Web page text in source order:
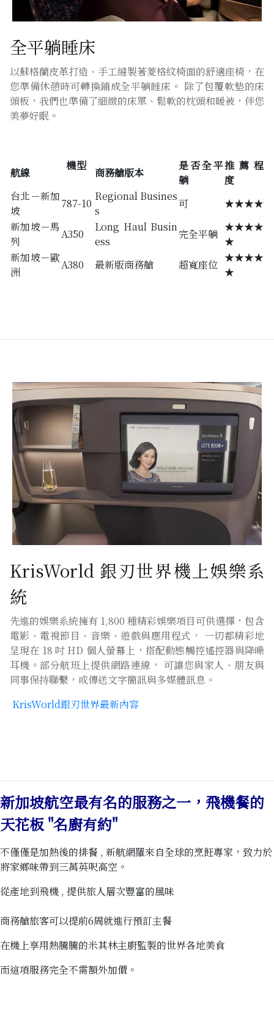
全平躺睡床
以蘇格蘭皮革打造、手工縫製著菱格紋椅面的舒適座椅，在
您準備休憩時可轉換鋪成全平躺睡床。 除了包覆軟墊的床
頭板，我們也準備了細緻的床單、鬆軟的枕頭和暖被，伴您
美夢好眠。
航線
機型
商務艙版本
是否全平
躺
推薦程
度
台北－新加
坡
787-10
Regional Busines
s
可
★★★★
新加坡－馬
列
A350
Long Haul Busin
ess
完全平躺
★★★★
★
新加坡－歐
洲
A380 最新版商務艙 超寬座位
★★★★
★
KrisWorld 銀刃世界機上娛樂系
統
先進的娛樂系統擁有 1,800 種精彩娛樂項目可供選擇，包含
電影、電視節目、音樂、遊戲與應用程式， 一切都精彩地
呈現在 18 吋 HD 個人螢幕上，搭配動態觸控遙控器與降噪
耳機。部分航班上提供網路連線， 可讓您與家人、朋友與
同事保持聯繫，或傳送文字簡訊與多媒體訊息。
KrisWorld銀刃世界最新內容
新加坡航空最有名的服務之一，飛機餐的
天花板 "名廚有約"
不僅僅是加熱後的排餐 , 新航網羅來自全球的烹飪專家，致力於
將家鄉味帶到三萬英呎高空。
從產地到飛機 , 提供旅人層次豐富的風味
商務艙旅客可以提前6周就進行預訂主餐
在機上享用熱騰騰的米其林主廚監製的世界各地美食
而這項服務完全不需額外加價。